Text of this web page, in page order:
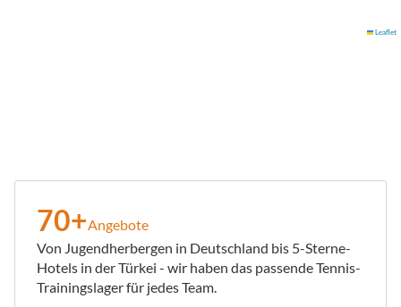
Leaflet
70+Angebote
Von Jugendherbergen in Deutschland bis 5-Sterne-
Hotels in der Türkei - wir haben das passende Tennis-
Trainingslager für jedes Team.